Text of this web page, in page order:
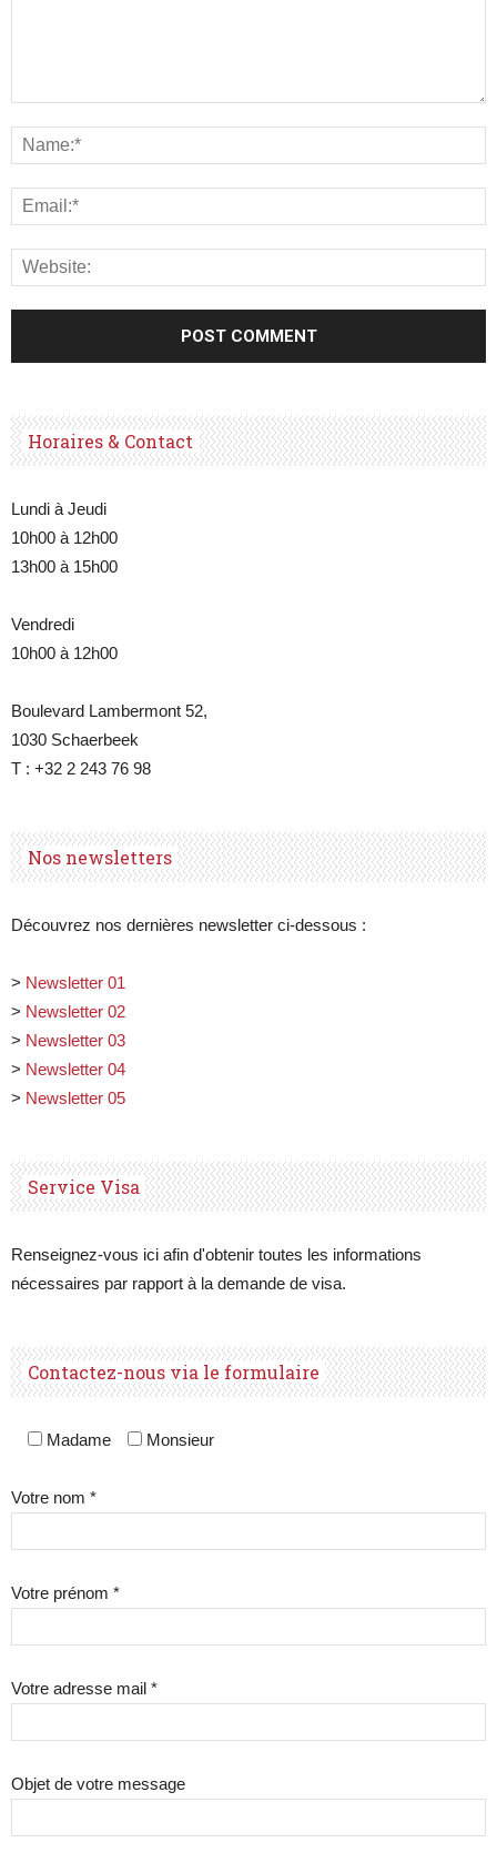
Horaires & Contact
Lundi à Jeudi
10h00 à 12h00
13h00 à 15h00
Vendredi
10h00 à 12h00
Boulevard Lambermont 52,
1030 Schaerbeek
T : +32 2 243 76 98
Nos newsletters
Découvrez nos dernières newsletter ci-dessous :
> Newsletter 01
> Newsletter 02
> Newsletter 03
> Newsletter 04
> Newsletter 05
Service Visa
Renseignez-vous ici afin d'obtenir toutes les informations
nécessaires par rapport à la demande de visa.
Contactez-nous via le formulaire
Madame Monsieur
Votre nom *
Votre prénom *
Votre adresse mail *
Objet de votre message